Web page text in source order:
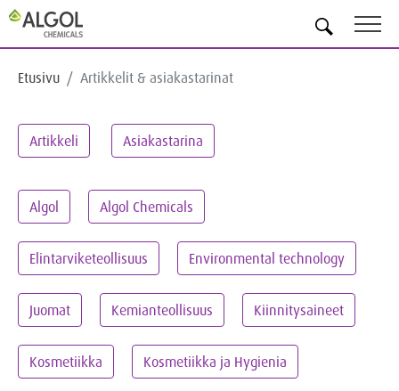
Etusivu Artikkelit & asiakastarinat
Artikkeli Asiakastarina
Algol Algol Chemicals
Elintarviketeollisuus Environmental technology
Juomat Kemianteollisuus Kiinnitysaineet
Kosmetiikka Kosmetiikka ja Hygienia